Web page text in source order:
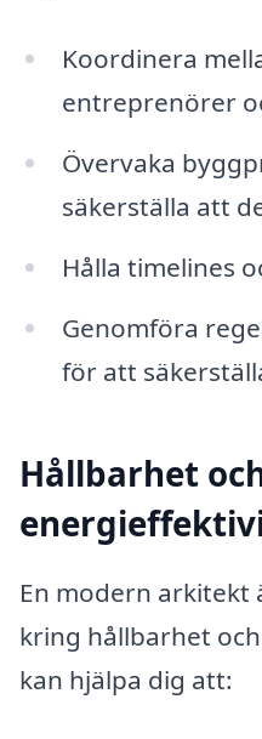
Koordinera
entreprenörer
Övervaka
säkerställa att
Hålla timelines
Genomföra
för att
Hållbarhet
En modern arkitekt
kring hållbarhet
kan hjälpa dig att: